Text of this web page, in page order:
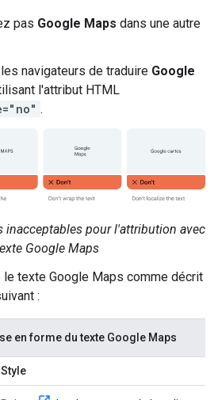
pas Google Maps dans une autre
navigateurs de traduire Google
l'attribut HTML
.
inacceptables pour l'attribution avec
Google Maps
texte Google Maps comme décrit
:
en forme du texte Google Maps
Style